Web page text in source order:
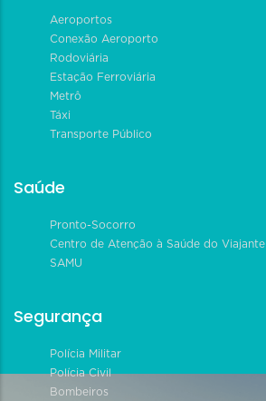
Aeroportos
Conexão Aeroporto
Rodoviária
Estação Ferroviária
Metrô
Táxi
Transporte Público
Saúde
Pronto-Socorro
Centro de Atenção à Saúde do Viajante
SAMU
Segurança
Polícia Militar
Polícia Civil
Bombeiros